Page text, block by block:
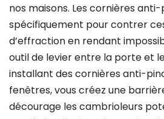
nos maisons. Les cornières
spécifiquement pour contrer
d’effraction en rendant
outil de levier entre la porte et
installant des cornières anti-
fenêtres, vous créez une
décourage les cambrioleurs